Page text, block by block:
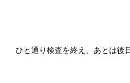
ひと通り検査を終え、あとは後